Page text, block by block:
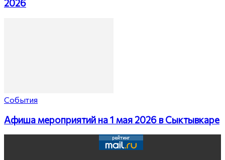
2026
События
Афиша мероприятий на 1 мая 2026 в Сыктывкаре